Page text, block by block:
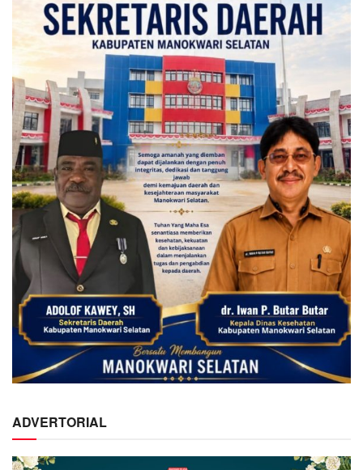
ADVERTORIAL